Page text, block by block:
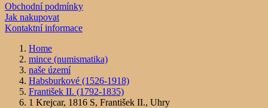
Obchodní podmínky
Jak nakupovat
Kontaktní informace
Home
mince (numismatika)
naše území
Habsburkové (1526-1918)
František II. (1792-1835)
1 Krejcar, 1816 S, František II., Uhry